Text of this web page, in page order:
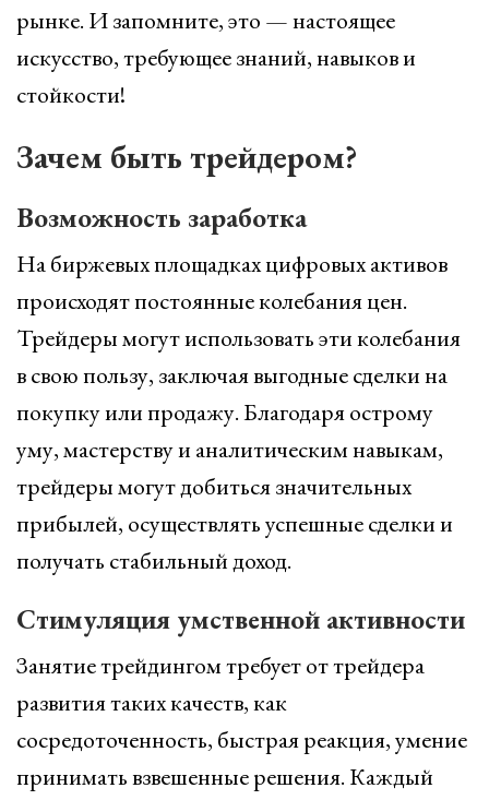
рынке. И запомните, это — настоящее
искусство, требующее знаний, навыков и
стойкости!
Зачем быть трейдером?
Возможность заработка
На биржевых площадках цифровых активов
происходят постоянные колебания цен.
Трейдеры могут использовать эти колебания
в свою пользу, заключая выгодные сделки на
покупку или продажу. Благодаря острому
уму, мастерству и аналитическим навыкам,
трейдеры могут добиться значительных
прибылей, осуществлять успешные сделки и
получать стабильный доход.
Стимуляция умственной активности
Занятие трейдингом требует от трейдера
развития таких качеств, как
сосредоточенность, быстрая реакция, умение
принимать взвешенные решения. Каждый